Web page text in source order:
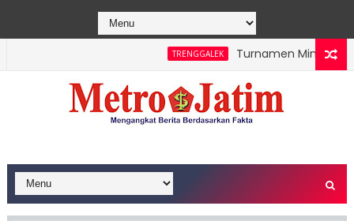
TRENGGALEK
Turnamen Mini Soccer
Beroperasi